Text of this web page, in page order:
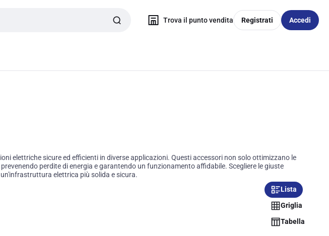
Trova il punto vendita Registrati Accedi
elettriche sicure ed efficienti in diverse applicazioni. Questi accessori non solo ottimizzano le
perdite di energia e garantendo un funzionamento affidabile. Scegliere le giuste
elettrica più solida e sicura.
Lista
Griglia
Tabella